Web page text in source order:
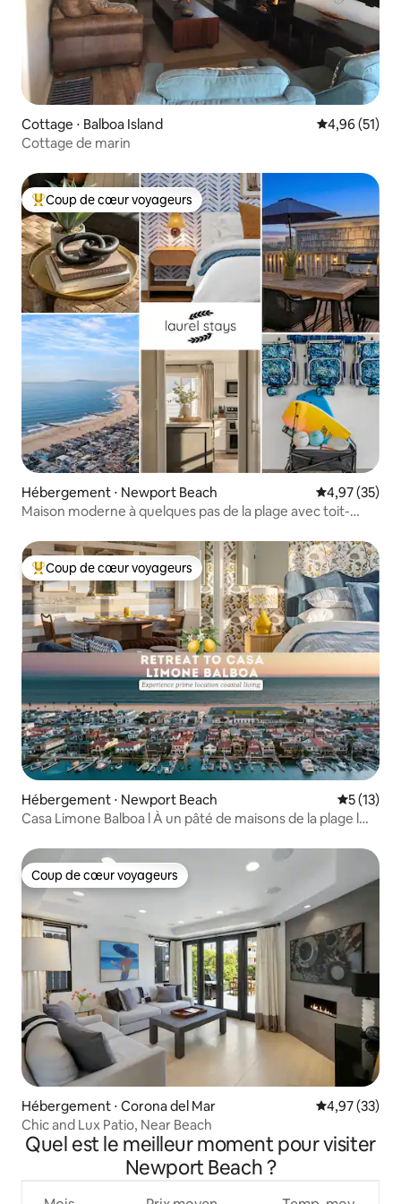
Cottage ⋅ Balboa Island Évaluation
4,96 (51)
Cottage de marin
Coups de cœur voyageurs les plus appréciés
Coup de cœur voyageurs
Hébergement ⋅ Newport Beach Évaluation
4,97 (35)
Maison moderne à quelques pas de la plage avec toit-
Coups de cœur voyageurs les plus appréciés
Coup de cœur voyageurs
Hébergement ⋅ Newport Beach
5 (13)
Casa Limone Balboa l À un pâté de maisons de la plage l
Coup de cœur voyageurs
Coup de cœur voyageurs
Hébergement ⋅ Corona del Mar Évaluation
4,97 (33)
Chic and Lux Patio, Near Beach
Quel est le meilleur moment pour visiter
Newport Beach ?